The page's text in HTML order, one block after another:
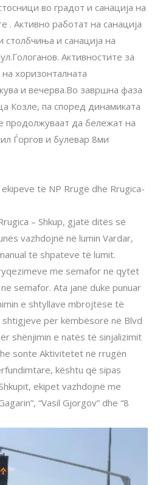
во градот и санација на
. Активно работат на санација
и санација на
Активностите за
хоризонталната
и вечерва.Во завршна фаза
Козле, па според динамиката
продолжуваат да бележат на
Ѓоргов и булевар 8ми
të NP Rrugë dhe Rrugica-
– Shkup, gjatë ditës së
vazhdojnë në lumin Vardar,
të shpateve të lumit.
me semafor ne qytet
semafor. Ata janë duke punuar
e shtyllave mbrojtëse të
për këmbësorë në Blvd
shënjimin e natës të sinjalizimit
sonte Aktivitetet në rrugën
kështu që sipas
ekipet vazhdojnë me
“Vasil Gjorgov” dhe “8